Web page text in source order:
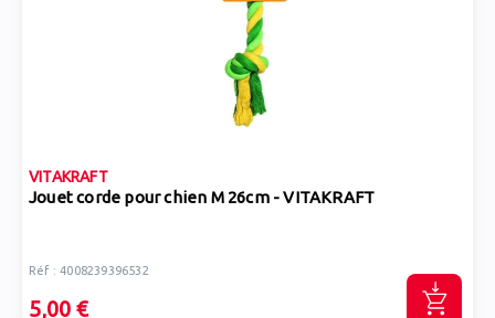
VITAKRAFT
Jouet corde pour chien M 26cm - VITAKRAFT
Réf : 4008239396532
5,00 €